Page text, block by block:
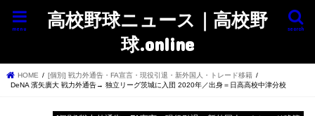
高校野球ニュース｜高校野
球.online
search
menu
HOME
[個別] 戦力外通告・FA宣言・現役引退・新外国人・トレード移籍
DeNA 濱矢廣大 戦力外通告→ 独立リーグ茨城に入団 2020年／出身＝日高高校中津分校